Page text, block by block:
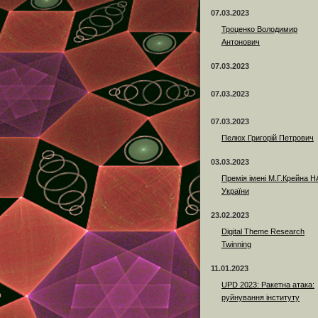
07.03.2023
Троценко Володимир
Антонович
07.03.2023
07.03.2023
07.03.2023
Пелюх Григорій Петрович
03.03.2023
Премія імені М.Г.Крейна
України
23.02.2023
Digital Theme Research
Twinning
11.01.2023
UPD 2023: Ракетна атака:
руйнування інституту